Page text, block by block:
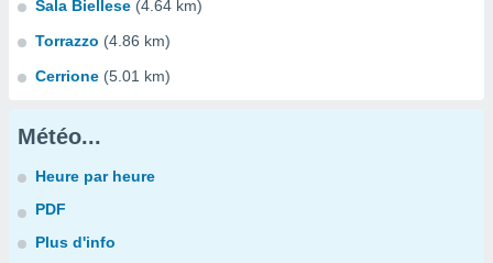
Sala Biellese (4.64 km)
Torrazzo (4.86 km)
Cerrione (5.01 km)
Météo...
Heure par heure
PDF
Plus d'info